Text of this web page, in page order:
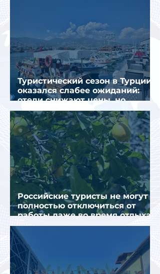
Туристический сезон в Турции
оказался слабее ожиданий:
отели снижают цены, но
загрузка остается низкой
Российские туристы не могут
полностью отключиться от
работы даже во время отдыха
в Турции